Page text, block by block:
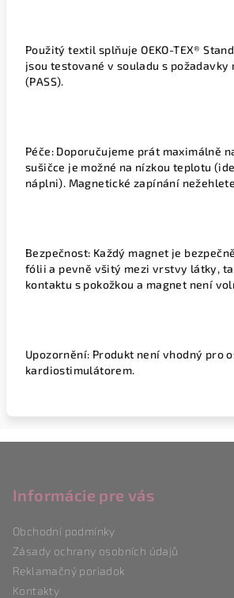
Použitý textil splňujeOEKO-TEX®
jsou testované v souladu s požadavky
(PASS).
Péče: Doporučujeme prát maximálně
sušičce je možné na nízkou teplotu
náplni). Magnetické zapínání nežehlete
Bezpečnost: Každý magnet je bezpečně
fólii a pevně všitý mezi vrstvy látky,
kontaktu s pokožkou a magnet není
Upozornění: Produkt není vhodný pro
kardiostimulátorem.
Informácie pre vás
Obchodní podmínky
Zásady ochrany osobních údajů
Reklamačný poriadok
Kontakty